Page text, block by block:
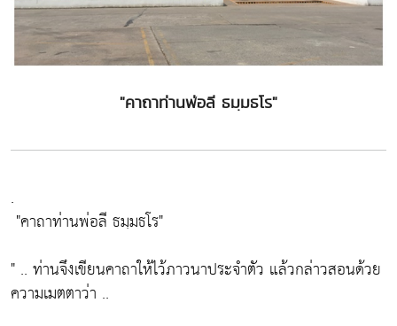
"คาถาท่านพ่อลี ธมฺมธโร"
.
"คาถาท่านพ่อลี ธมฺมธโร"
" .. ท่านจึงเขียนคาถาให้ไว้ภาวนาประจำตัว แล้วกล่าวสอนด้วย
ความเมตตาว่า ..